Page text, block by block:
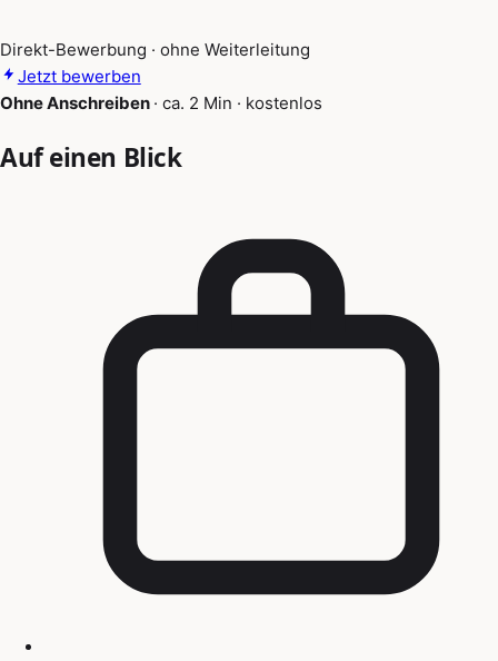
Direkt-Bewerbung · ohne Weiterleitung
Jetzt bewerben
Ohne Anschreiben · ca. 2 Min · kostenlos
Auf einen Blick